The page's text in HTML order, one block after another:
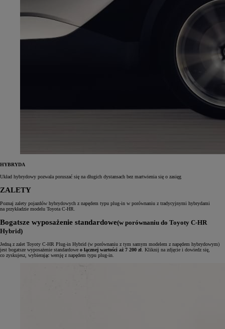
HYBRYDA
Układ hybrydowy pozwala poruszać się na długich dystansach bez martwienia się o zasięg
ZALETY
Poznaj zalety pojazdów hybrydowych z napędem typu plug‑in w porównaniu z tradycyjnymi hybrydami
na przykładzie modelu Toyota C‑HR.
Bogatsze wyposażenie standardowe(w porównaniu do Toyoty C-HR
Hybrid)
Jedną z zalet Toyoty C-HR Plug-in Hybrid (w porównaniu z tym samym modelem z napędem hybrydowym)
jest bogatsze wyposażenie standardowe o łącznej wartości aż 7 200 zł . Kliknij na zdjęcie i dowiedz się,
co zyskujesz, wybierając wersję z napędem typu plug-in.